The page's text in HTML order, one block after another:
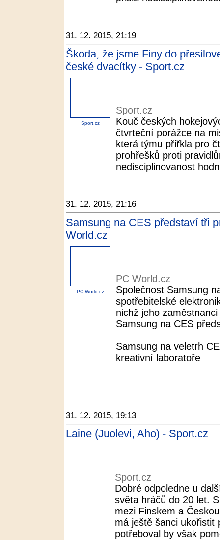
31. 12. 2015, 21:19
Škoda, že jsme Finy do
české dvacítky - Sport.cz
Sport.cz
Sport.cz
Kouč českých
čtvrteční porážce na
která týmu přiřkla pro
prohřešků proti
nedisciplinovanost
31. 12. 2015, 21:16
Samsung na CES představí tři
World.cz
PC World.cz
PC World.cz
Společnost Samsung
spotřebitelské
nichž jeho
Samsung na CES
Samsung na veletrh
kreativní laboratoře
31. 12. 2015, 19:13
Laine (Juolevi, Aho) - Sport.cz
Sport.cz
Dobré odpoledne u
světa hráčů do 20 let.
mezi Finskem a
má ještě šanci
potřeboval by však